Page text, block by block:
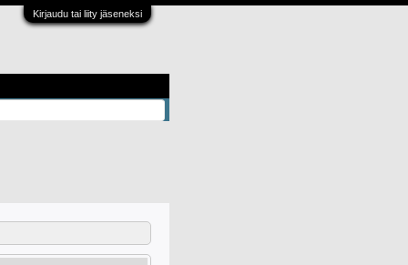
Kirjaudu tai liity jäseneksi